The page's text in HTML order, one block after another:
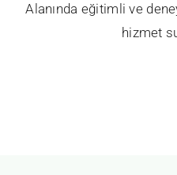
Alanında eğitimli ve
hizmet